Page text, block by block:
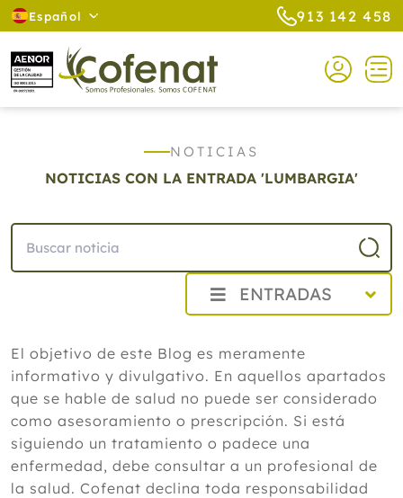
Español 913 142 458
NOTICIAS
NOTICIAS CON LA ENTRADA 'LUMBARGIA'
ENTRADAS
Agosto
Cistitis en verano: cinco remedios
naturales para aliviar los síntomas,
según un experto
Julio
Junio
Mayo
El objetivo de este Blog es meramente
informativo y divulgativo. En aquellos apartados
que se hable de salud no puede ser considerado
como asesoramiento o prescripción. Si está
siguiendo un tratamiento o padece una
enfermedad, debe consultar a un profesional de
la salud. Cofenat declina toda responsabilidad